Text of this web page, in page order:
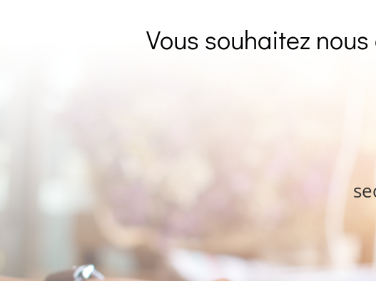
Vous souhaitez